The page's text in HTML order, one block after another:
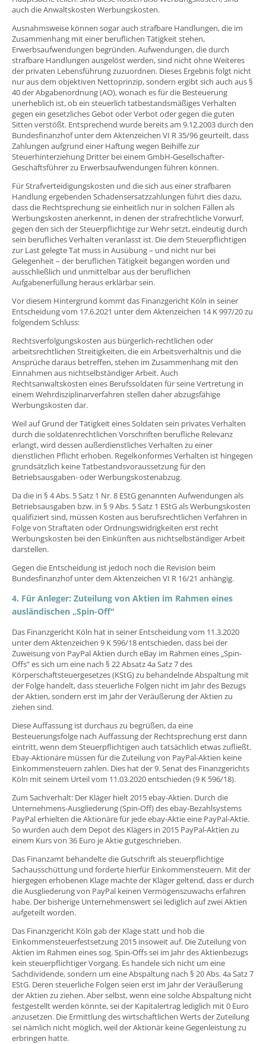
auch die Anwaltskosten Werbungskosten.
Ausnahmsweise können sogar auch strafbare Handlungen, die im
Zusammenhang mit einer beruflichen Tätigkeit stehen,
Erwerbsaufwendungen begründen. Aufwendungen, die durch
strafbare Handlungen ausgelöst werden, sind nicht ohne Weiteres
der privaten Lebensführung zuzuordnen. Dieses Ergebnis folgt nicht
nur aus dem objektiven Nettoprinzip, sondern ergibt sich auch aus §
40 der Abgabenordnung (AO), wonach es für die Besteuerung
unerheblich ist, ob ein steuerlich tatbestandsmäßiges Verhalten
gegen ein gesetzliches Gebot oder Verbot oder gegen die guten
Sitten verstößt. Entsprechend wurde bereits am 9.12.2003 durch den
Bundesfinanzhof unter dem Aktenzeichen VI R 35/96 geurteilt, dass
Zahlungen aufgrund einer Haftung wegen Beihilfe zur
Steuerhinterziehung Dritter bei einem GmbH-Gesellschafter-
Geschäftsführer zu Erwerbsaufwendungen führen können.
Für Strafverteidigungskosten und die sich aus einer strafbaren
Handlung ergebenden Schadensersatzzahlungen führt dies dazu,
dass die Rechtsprechung sie einheitlich nur in solchen Fällen als
Werbungskosten anerkennt, in denen der strafrechtliche Vorwurf,
gegen den sich der Steuerpflichtige zur Wehr setzt, eindeutig durch
sein berufliches Verhalten veranlasst ist. Die dem Steuerpflichtigen
zur Last gelegte Tat muss in Ausübung – und nicht nur bei
Gelegenheit – der beruflichen Tätigkeit begangen worden und
ausschließlich und unmittelbar aus der beruflichen
Aufgabenerfüllung heraus erklärbar sein.
Vor diesem Hintergrund kommt das Finanzgericht Köln in seiner
Entscheidung vom 17.6.2021 unter dem Aktenzeichen 14 K 997/20 zu
folgendem Schluss:
Rechtsverfolgungskosten aus bürgerlich-rechtlichen oder
arbeitsrechtlichen Streitigkeiten, die ein Arbeitsverhältnis und die
Ansprüche daraus betreffen, stehen im Zusammenhang mit den
Einnahmen aus nichtselbständiger Arbeit. Auch
Rechtsanwaltskosten eines Berufssoldaten für seine Vertretung in
einem Wehrdisziplinarverfahren stellen daher abzugsfähige
Werbungskosten dar.
Weil auf Grund der Tätigkeit eines Soldaten sein privates Verhalten
durch die soldatenrechtlichen Vorschriften berufliche Relevanz
erlangt, wird dessen außerdienstliches Verhalten zu einer
dienstlichen Pflicht erhoben. Regelkonformes Verhalten ist hingegen
grundsätzlich keine Tatbestandsvoraussetzung für den
Betriebsausgaben- oder Werbungskostenabzug.
Da die in § 4 Abs. 5 Satz 1 Nr. 8 EStG genannten Aufwendungen als
Betriebsausgaben bzw. in § 9 Abs. 5 Satz 1 EStG als Werbungskosten
qualifiziert sind, müssen Kosten aus berufsrechtlichen Verfahren in
Folge von Straftaten oder Ordnungswidrigkeiten erst recht
Werbungskosten bei den Einkünften aus nichtselbständiger Arbeit
darstellen.
Gegen die Entscheidung ist jedoch noch die Revision beim
Bundesfinanzhof unter dem Aktenzeichen VI R 16/21 anhängig.
4. Für Anleger: Zuteilung von Aktien im Rahmen eines
ausländischen „Spin-Off"
Das Finanzgericht Köln hat in seiner Entscheidung vom 11.3.2020
unter dem Aktenzeichen 9 K 596/18 entschieden, dass bei der
Zuweisung von PayPal Aktien durch eBay im Rahmen eines „Spin-
Offs” es sich um eine nach § 22 Absatz 4a Satz 7 des
Körperschaftsteuergesetzes (KStG) zu behandelnde Abspaltung mit
der Folge handelt, dass steuerliche Folgen nicht im Jahr des Bezugs
der Aktien, sondern erst im Jahr der Veräußerung der Aktien zu
ziehen sind.
Diese Auffassung ist durchaus zu begrüßen, da eine
Besteuerungsfolge nach Auffassung der Rechtsprechung erst dann
eintritt, wenn dem Steuerpflichtigen auch tatsächlich etwas zufließt.
Ebay-Aktionäre müssen für die Zuteilung von PayPal-Aktien keine
Einkommensteuern zahlen. Dies hat der 9. Senat des Finanzgerichts
Köln mit seinem Urteil vom 11.03.2020 entschieden (9 K 596/18).
Zum Sachverhalt: Der Kläger hielt 2015 ebay-Aktien. Durch die
Unternehmens-Ausgliederung (Spin-Off) des ebay-Bezahlsystems
PayPal erhielten die Aktionäre für jede ebay-Aktie eine PayPal-Aktie.
So wurden auch dem Depot des Klägers in 2015 PayPal-Aktien zu
einem Kurs von 36 Euro je Aktie gutgeschrieben.
Das Finanzamt behandelte die Gutschrift als steuerpflichtige
Sachausschüttung und forderte hierfür Einkommensteuern. Mit der
hiergegen erhobenen Klage machte der Kläger geltend, dass er durch
die Ausgliederung von PayPal keinen Vermögenszuwachs erfahren
habe. Der bisherige Unternehmenswert sei lediglich auf zwei Aktien
aufgeteilt worden.
Das Finanzgericht Köln gab der Klage statt und hob die
Einkommensteuerfestsetzung 2015 insoweit auf. Die Zuteilung von
Aktien im Rahmen eines sog. Spin-Offs sei im Jahr des Aktienbezugs
kein steuerpflichtiger Vorgang. Es handele sich nicht um eine
Sachdividende, sondern um eine Abspaltung nach § 20 Abs. 4a Satz 7
EStG. Deren steuerliche Folgen seien erst im Jahr der Veräußerung
der Aktien zu ziehen. Aber selbst, wenn eine solche Abspaltung nicht
festgestellt werden könnte, sei der Kapitalertrag lediglich mit 0 Euro
anzusetzen. Die Ermittlung des wirtschaftlichen Werts der Zuteilung
sei nämlich nicht möglich, weil der Aktionär keine Gegenleistung zu
erbringen hatte.